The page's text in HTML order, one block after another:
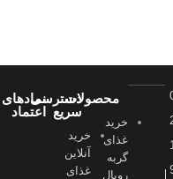
1
محصولات
خرید
غذای
گربه
رویال
دسترسی
سریع
خرید
آنلاین
غذای
نمادهای
اعتماد